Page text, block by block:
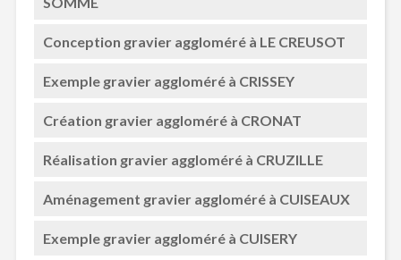
Conception gravier aggloméré à LE CREUSOT
Exemple gravier aggloméré à CRISSEY
Création gravier aggloméré à CRONAT
Réalisation gravier aggloméré à CRUZILLE
Aménagement gravier aggloméré à CUISEAUX
Exemple gravier aggloméré à CUISERY